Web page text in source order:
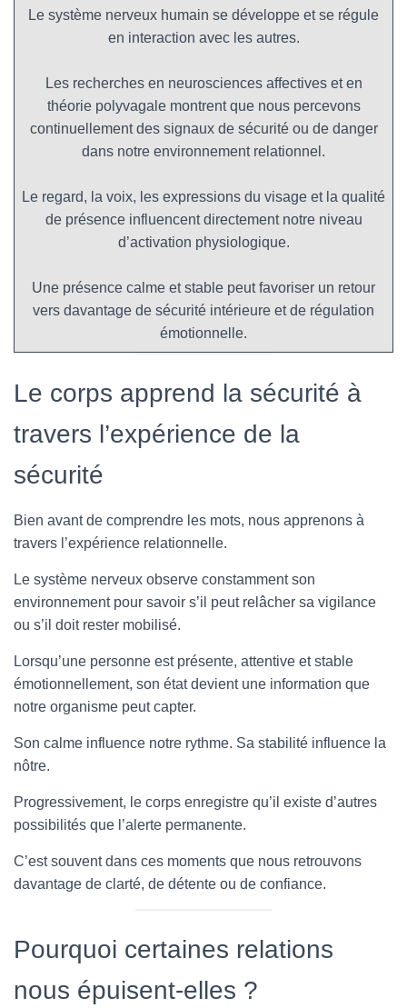
Le système nerveux humain se développe et se régule
en interaction avec les autres.
Les recherches en neurosciences affectives et en
théorie polyvagale montrent que nous percevons
continuellement des signaux de sécurité ou de danger
dans notre environnement relationnel.
Le regard, la voix, les expressions du visage et la qualité
de présence influencent directement notre niveau
d’activation physiologique.
Une présence calme et stable peut favoriser un retour
vers davantage de sécurité intérieure et de régulation
émotionnelle.
Le corps apprend la sécurité à
travers l’expérience de la
sécurité
Bien avant de comprendre les mots, nous apprenons à
travers l’expérience relationnelle.
Le système nerveux observe constamment son
environnement pour savoir s’il peut relâcher sa vigilance
ou s’il doit rester mobilisé.
Lorsqu’une personne est présente, attentive et stable
émotionnellement, son état devient une information que
notre organisme peut capter.
Son calme influence notre rythme. Sa stabilité influence la
nôtre.
Progressivement, le corps enregistre qu’il existe d’autres
possibilités que l’alerte permanente.
C’est souvent dans ces moments que nous retrouvons
davantage de clarté, de détente ou de confiance.
Pourquoi certaines relations
nous épuisent-elles ?